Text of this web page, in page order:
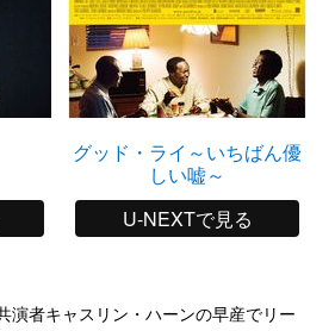
グッド・ライ～いちばん優
しい嘘～
U-NEXTで見る
演者キャスリン・ハーンの早産でリー